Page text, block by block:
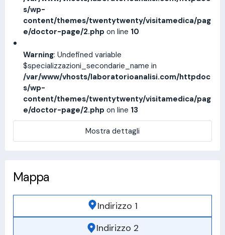
s/wp-
content/themes/twentytwenty/visitamedica/pag
e/doctor-page/2.php on line 10
Warning: Undefined variable
$specializzazioni_secondarie_name in
/var/www/vhosts/laboratorioanalisi.com/httpdoc
s/wp-
content/themes/twentytwenty/visitamedica/pag
e/doctor-page/2.php on line 13
Mostra dettagli
Mappa
Indirizzo 1
Indirizzo 2